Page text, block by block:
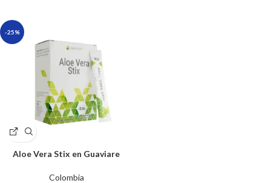
-25%
Aloe Vera Stix en Guaviare
Colombia